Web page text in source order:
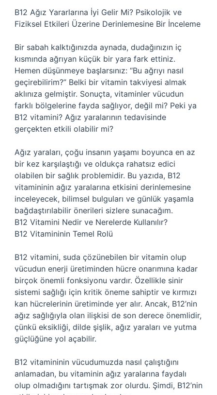
B12 Ağız Yararlarına İyi Gelir Mi? Psikolojik ve
Fiziksel Etkileri Üzerine Derinlemesine Bir İnceleme
Bir sabah kalktığınızda aynada, dudağınızın iç
kısmında ağrıyan küçük bir yara fark ettiniz.
Hemen düşünmeye başlarsınız: “Bu ağrıyı nasıl
geçirebilirim?” Belki bir vitamin takviyesi almak
aklınıza gelmiştir. Sonuçta, vitaminler vücudun
farklı bölgelerine fayda sağlıyor, değil mi? Peki ya
B12 vitamini? Ağız yaralarının tedavisinde
gerçekten etkili olabilir mi?
Ağız yaraları, çoğu insanın yaşamı boyunca en az
bir kez karşılaştığı ve oldukça rahatsız edici
olabilen bir sağlık problemidir. Bu yazıda, B12
vitamininin ağız yaralarına etkisini derinlemesine
inceleyecek, bilimsel bulguları ve günlük yaşamla
bağdaştırılabilir önerileri sizlere sunacağım.
B12 Vitamini Nedir ve Nerelerde Kullanılır?
B12 Vitamininin Temel Rolü
B12 vitamini, suda çözünebilen bir vitamin olup
vücudun enerji üretiminden hücre onarımına kadar
birçok önemli fonksiyonu vardır. Özellikle sinir
sistemi sağlığı için kritik öneme sahiptir ve kırmızı
kan hücrelerinin üretiminde yer alır. Ancak, B12’nin
ağız sağlığıyla olan ilişkisi de son derece önemlidir,
çünkü eksikliği, dilde şişlik, ağız yaraları ve yutma
güçlüğüne yol açabilir.
B12 vitamininin vücudumuzda nasıl çalıştığını
anlamadan, bu vitaminin ağız yaralarına faydalı
olup olmadığını tartışmak zor olurdu. Şimdi, B12’nin